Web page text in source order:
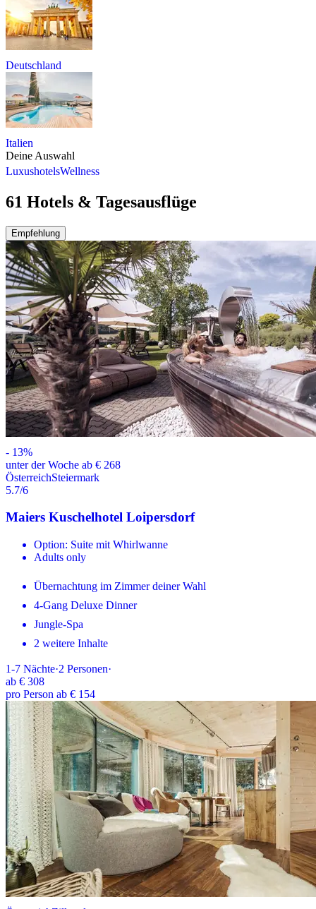
Deutschland
Italien
Deine Auswahl
LuxushotelsWellness
61 Hotels & Tagesausflüge
Empfehlung
- 13%
unter der Woche ab € 268
ÖsterreichSteiermark
5.7/6
Maiers Kuschelhotel Loipersdorf
Option: Suite mit Whirlwanne
Adults only
Übernachtung im Zimmer deiner Wahl
4-Gang Deluxe Dinner
Jungle-Spa
2 weitere Inhalte
1-7 Nächte·2 Personen·
ab € 308
pro Person ab € 154